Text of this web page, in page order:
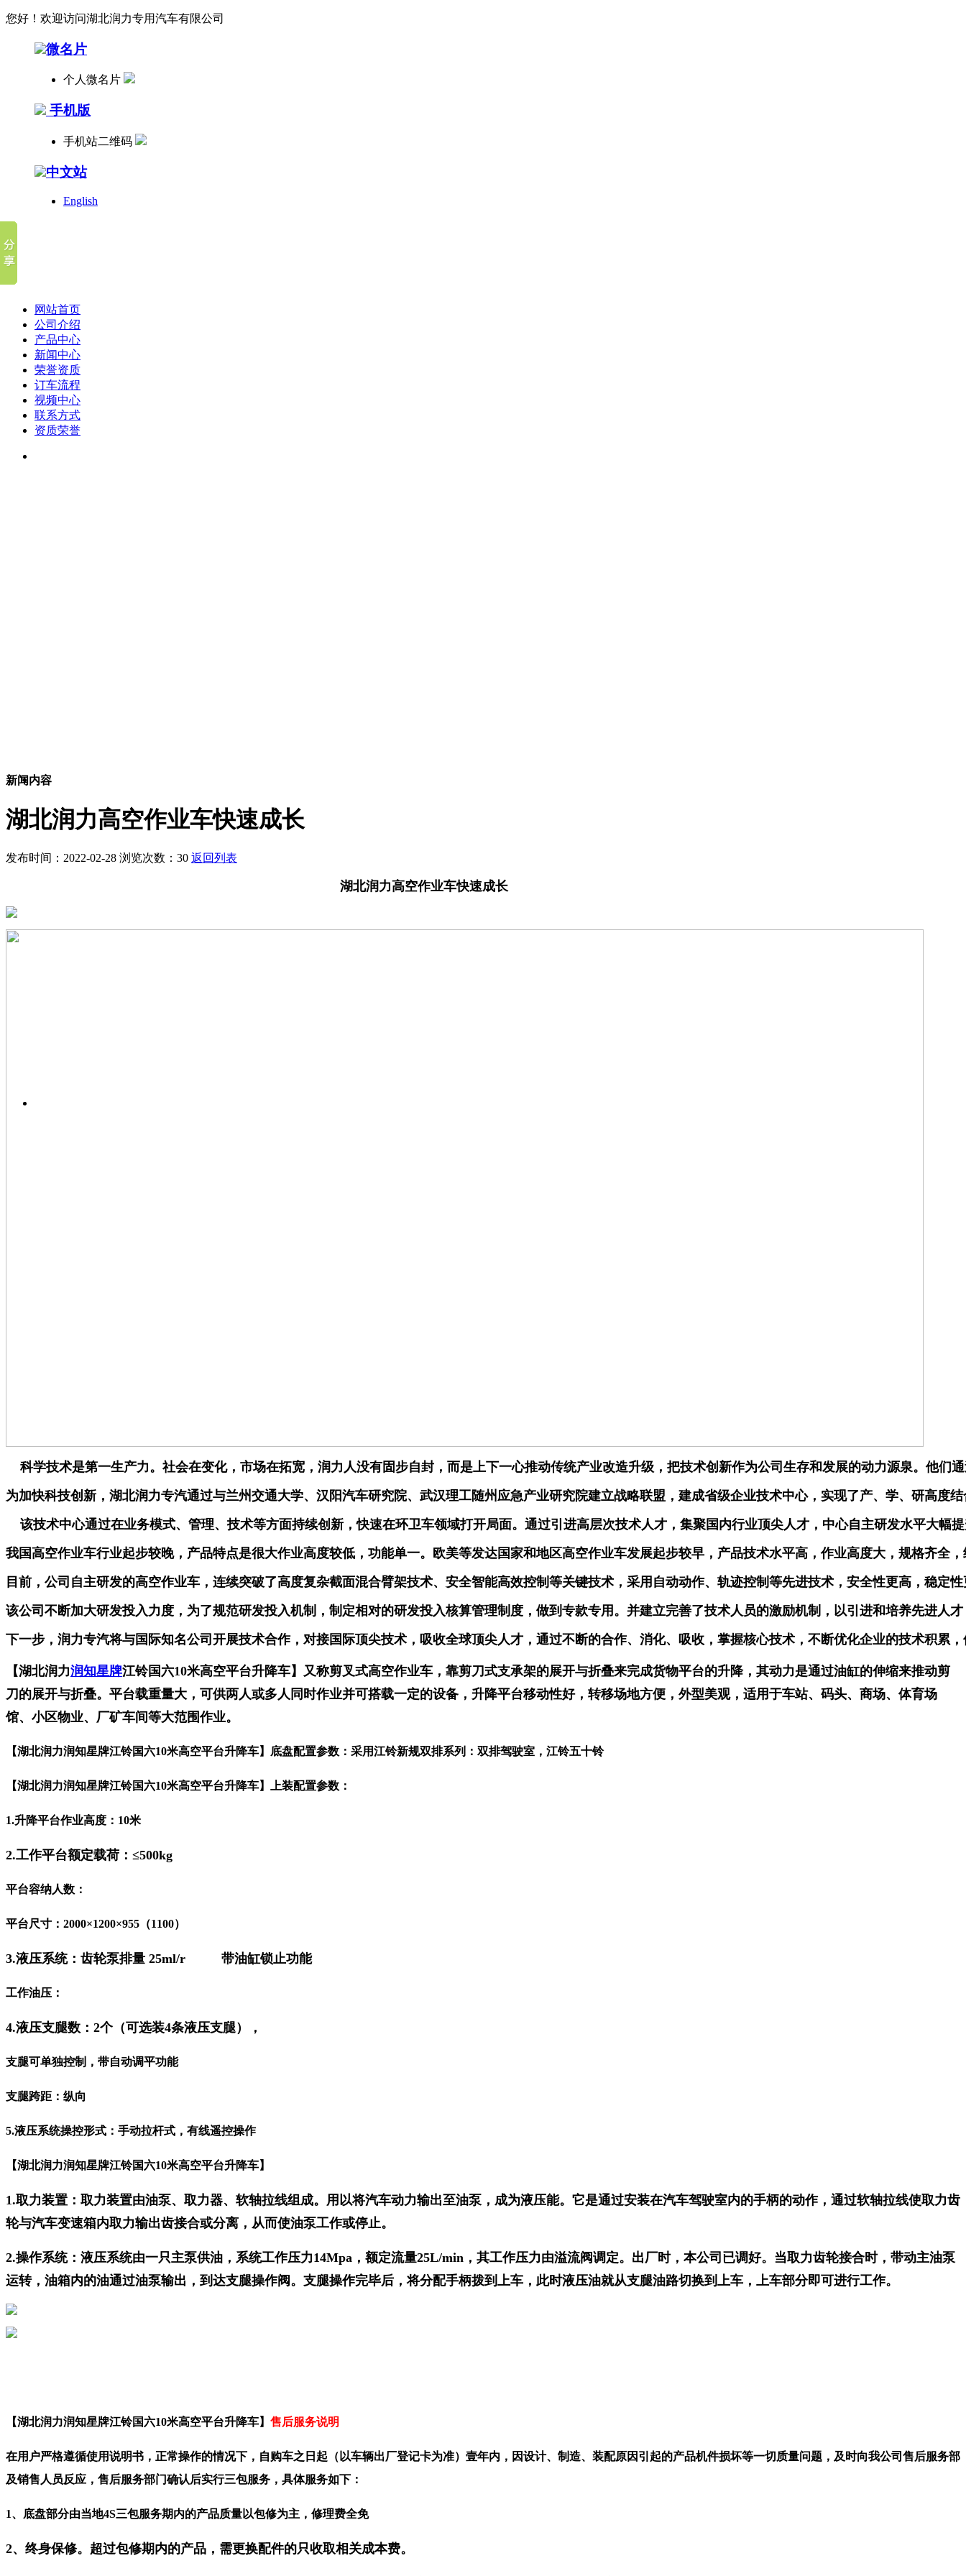
您好！欢迎访问湖北润力专用汽车有限公司
微名片
个人微名片
手机版
手机站二维码
中文站
English
网站首页
公司介绍
产品中心
新闻中心
荣誉资质
订车流程
视频中心
联系方式
资质荣誉
新闻内容
湖北润力高空作业车快速成长
发布时间：2022-02-28 浏览次数：30 返回列表
湖北润力高空作业车快速成长
科学技术是第一生产力。社会在变化，市场在拓宽，润力人没有固步自封，而是上下一心推动传统产业改造升级，把技术创新作为公司生存和发展的动力源泉。他
为加快科技创新，湖北润力专汽通过与兰州交通大学、汉阳汽车研究院、武汉理工随州应急产业研究院建立战略联盟，建成省级企业技术中心，实现了产、学、研高度
该技术中心通过在业务模式、管理、技术等方面持续创新，快速在环卫车领域打开局面。通过引进高层次技术人才，集聚国内行业顶尖人才，中心自主研发水平大
我国高空作业车行业起步较晚，产品特点是很大作业高度较低，功能单一。欧美等发达国家和地区高空作业车发展起步较早，产品技术水平高，作业高度大，规格齐
目前，公司自主研发的高空作业车，连续突破了高度复杂截面混合臂架技术、安全智能高效控制等关键技术，采用自动动作、轨迹控制等先进技术，安全性更高，稳
该公司不断加大研发投入力度，为了规范研发投入机制，制定相对的研发投入核算管理制度，做到专款专用。并建立完善了技术人员的激励机制，以引进和培养先进
下一步，润力专汽将与国际知名公司开展技术合作，对接国际顶尖技术，吸收全球顶尖人才，通过不断的合作、消化、吸收，掌握核心技术，不断优化企业的技术积累
【湖北润力润知星牌江铃国六10米高空平台升降车】 又称剪叉式高空作业车，靠剪刀式支承架的展开与折叠来完成货物平台的升降，其动力是通过油缸的伸缩来推动剪
刀的展开与折叠。平台载重量大，可供两人或多人同时作业并可搭载一定的设备，升降平台移动性好，转移场地方便，外型美观，适用于车站、码头、商场、体育场
馆、小区物业、厂矿车间等大范围作业。
【湖北润力润知星牌江铃国六10米高空平台升降车】 底盘配置参数： 采用江铃新规双排系列： 双排驾驶室，江铃五十铃
【湖北润力润知星牌江铃国六10米高空平台升降车】 上装配置参数：
1.升降平台作业高度： 10米
2.工作平台额定载荷：≤500kg
平台容纳人数：
平台尺寸： 2000×1200×955（1100）
3.液压系统：齿轮泵排量 25ml/r 带油缸锁止功能
工作油压：
4.液压支腿数：2个（可选装4条液压支腿），
支腿可单独控制，带自动调平功能
支腿跨距：纵向
5.液压系统操控形式：手动拉杆式，有线遥控操作
【湖北润力润知星牌江铃国六10米高空平台升降车】
1.取力装置：取力装置由油泵、取力器、软轴拉线组成。用以将汽车动力输出至油泵，成为液压能。它是通过安装在汽车驾驶室内的手柄的动作，通过软轴拉线使取力齿
轮与汽车变速箱内取力输出齿接合或分离，从而使油泵工作或停止。
2.操作系统：液压系统由一只主泵供油，系统工作压力14Mpa，额定流量25L/min，其工作压力由溢流阀调定。出厂时，本公司已调好。当取力齿轮接合时，带动主油泵
运转，油箱内的油通过油泵输出，到达支腿操作阀。支腿操作完毕后，将分配手柄拨到上车，此时液压油就从支腿油路切换到上车，上车部分即可进行工作。
【湖北润力润知星牌江铃国六10米高空平台升降车】 售后服务说明
在用户严格遵循使用说明书，正常操作的情况下，自购车之日起（以车辆出厂登记卡为准）壹年内，因设计、制造、装配原因引起的产品机件损坏等一切质量问题，及时向我公司售后服务部
及销售人员反应，售后服务部门确认后实行三包服务，具体服务如下：
1、 底盘部分由当地4S三包服务期内的产品质量以包修为主，修理费全免
2、终身保修。超过包修期内的产品， 需更换配件的只收取相关成本费。